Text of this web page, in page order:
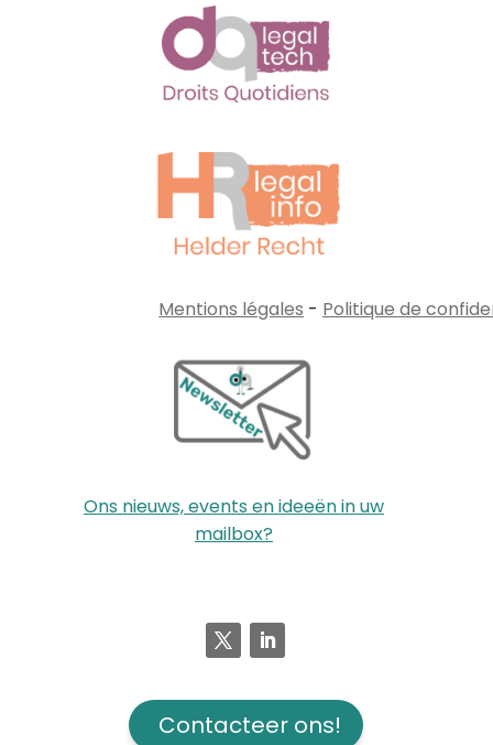
Mentions légales - Politique de
Ons nieuws, events en ideeën in uw
mailbox?
Contacteer ons!